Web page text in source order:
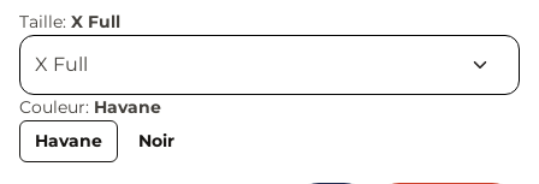
Taille: X Full
Couleur: Havane
Havane
Noir